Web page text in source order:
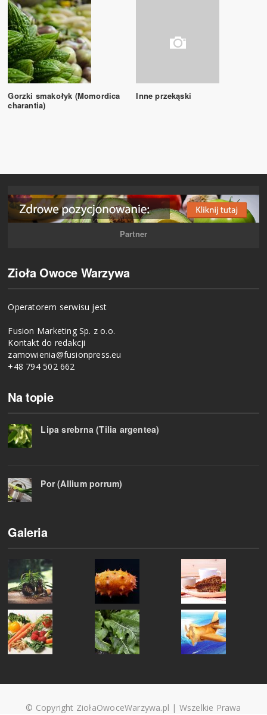
Gorzki smakołyk (Momordica
charantia)
Inne przekąski
Partner
Zioła Owoce Warzywa
Operatorem serwisu jest
Fusion Marketing Sp. z o.o.
Kontakt do redakcji
zamowienia@fusionpress.eu
+48 794 502 662
Na topie
Lipa srebrna (Tilia argentea)
Por (Allium porrum)
Galeria
© Copyright ZiołaOwoceWarzywa.pl | Wszelkie Prawa